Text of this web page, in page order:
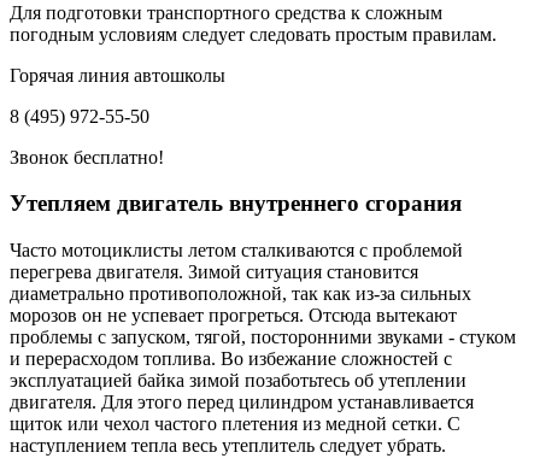
Для подготовки транспортного средства к сложным
погодным условиям следует следовать простым правилам.
Горячая линия автошколы
8 (495) 972-55-50
Звонок бесплатно!
Утепляем двигатель внутреннего сгорания
Часто мотоциклисты летом сталкиваются с проблемой
перегрева двигателя. Зимой ситуация становится
диаметрально противоположной, так как из-за сильных
морозов он не успевает прогреться. Отсюда вытекают
проблемы с запуском, тягой, посторонними звуками - стуком
и перерасходом топлива. Во избежание сложностей с
эксплуатацией байка зимой позаботьтесь об утеплении
двигателя. Для этого перед цилиндром устанавливается
щиток или чехол частого плетения из медной сетки. С
наступлением тепла весь утеплитель следует убрать.